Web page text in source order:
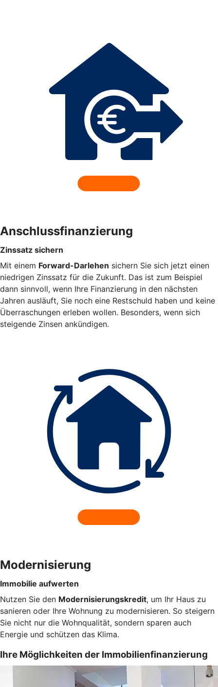
Anschlussfinanzierung
Zinssatz sichern
Mit einem Forward-Darlehen sichern Sie sich jetzt einen
niedrigen Zinssatz für die Zukunft. Das ist zum Beispiel
dann sinnvoll, wenn Ihre Finanzierung in den nächsten
Jahren ausläuft, Sie noch eine Restschuld haben und keine
Überraschungen erleben wollen. Besonders, wenn sich
steigende Zinsen ankündigen.
Modernisierung
Immobilie aufwerten
Nutzen Sie den Modernisierungskredit, um Ihr Haus zu
sanieren oder Ihre Wohnung zu modernisieren. So steigern
Sie nicht nur die Wohnqualität, sondern sparen auch
Energie und schützen das Klima.
Ihre Möglichkeiten der Immobilienfinanzierung